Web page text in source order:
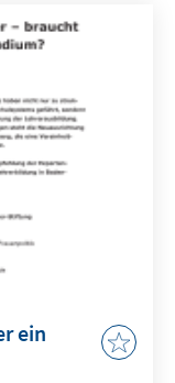
verändert.
die
die
und
ein